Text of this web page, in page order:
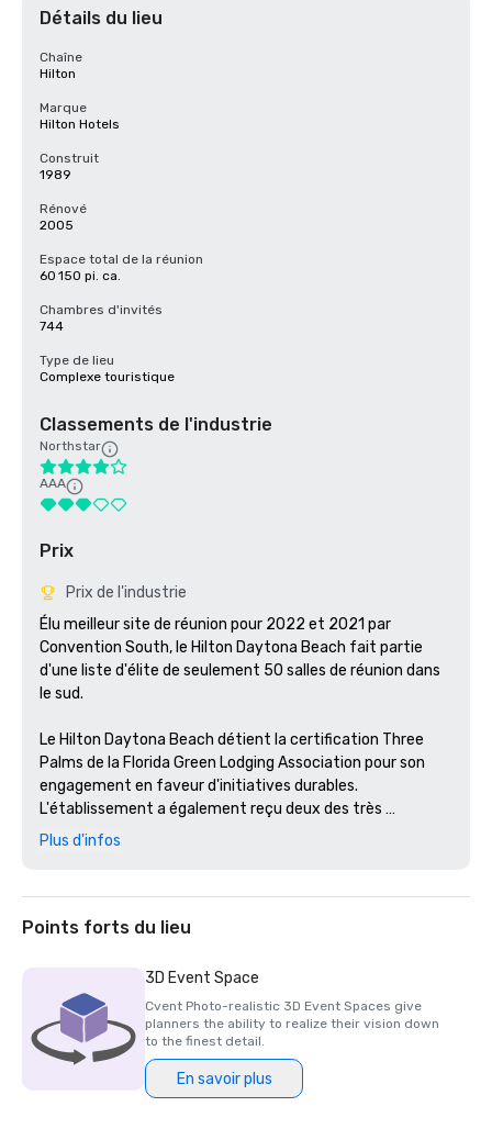
Détails du lieu
Chaîne
Hilton
Marque
Hilton Hotels
Construit
1989
Rénové
2005
Espace total de la réunion
60 150 pi. ca.
Chambres d'invités
744
Type de lieu
Complexe touristique
Classements de l'industrie
Northstar
AAA
Prix
Prix de l'industrie
Élu meilleur site de réunion pour 2022 et 2021 par
Convention South, le Hilton Daytona Beach fait partie
d'une liste d'élite de seulement 50 salles de réunion dans
le sud.
Le Hilton Daytona Beach détient la certification Three
Palms de la Florida Green Lodging Association pour son
engagement en faveur d'initiatives durables.
L'établissement a également reçu deux des très
convoités prix TripAdvisor Travellers' Choice® 2021 pour
Bales' Grill.
Plus d'infos
Points forts du lieu
3D Event Space
Cvent Photo-realistic 3D Event Spaces give
planners the ability to realize their vision down
to the finest detail.
En savoir plus